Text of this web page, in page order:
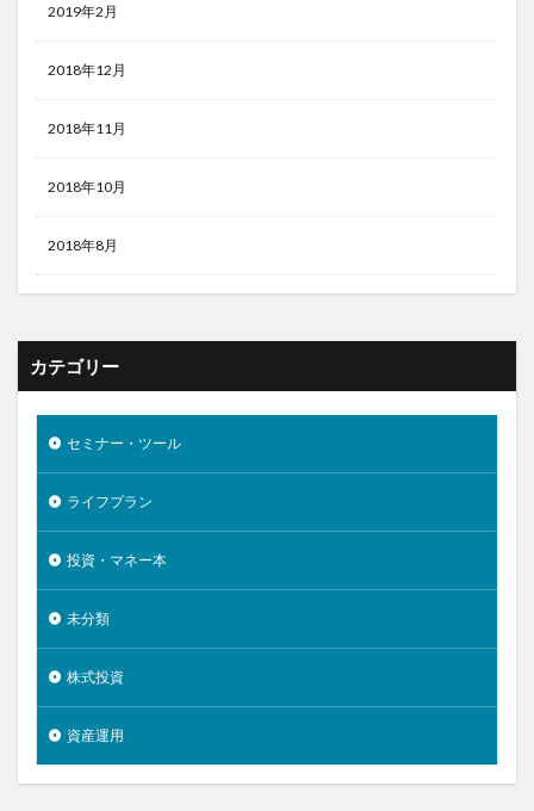
2019年2月
2018年12月
2018年11月
2018年10月
2018年8月
カテゴリー
セミナー・ツール
ライフプラン
投資・マネー本
未分類
株式投資
資産運用